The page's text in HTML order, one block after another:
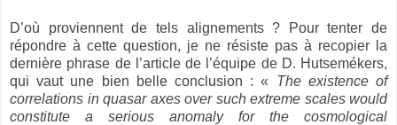
D’où proviennent de tels alignements ? Pour tenter de
répondre à cette question, je ne résiste pas à recopier la
dernière phrase de l’article de l’équipe de D. Hutsemékers,
qui vaut une bien belle conclusion : « The existence of
correlations in quasar axes over such extreme scales would
constitute a serious anomaly for the cosmological